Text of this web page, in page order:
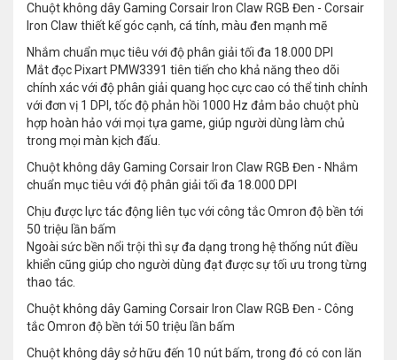
Chuột không dây Gaming Corsair Iron Claw RGB Đen - Corsair
Iron Claw thiết kế góc cạnh, cá tính, màu đen mạnh mẽ
Nhắm chuẩn mục tiêu với độ phân giải tối đa 18.000 DPI
Mắt đọc Pixart PMW3391 tiên tiến cho khả năng theo dõi
chính xác với độ phân giải quang học cực cao có thể tinh chỉnh
với đơn vị 1 DPI, tốc độ phản hồi 1000 Hz đảm bảo chuột phù
hợp hoàn hảo với mọi tựa game, giúp người dùng làm chủ
trong mọi màn kịch đấu.
Chuột không dây Gaming Corsair Iron Claw RGB Đen - Nhắm
chuẩn mục tiêu với độ phân giải tối đa 18.000 DPI
Chịu được lực tác động liên tục với công tắc Omron độ bền tới
50 triệu lần bấm
Ngoài sức bền nổi trội thì sự đa dạng trong hệ thống nút điều
khiển cũng giúp cho người dùng đạt được sự tối ưu trong từng
thao tác.
Chuột không dây Gaming Corsair Iron Claw RGB Đen - Công
tắc Omron độ bền tới 50 triệu lần bấm
Chuột không dây sở hữu đến 10 nút bấm, trong đó có con lăn